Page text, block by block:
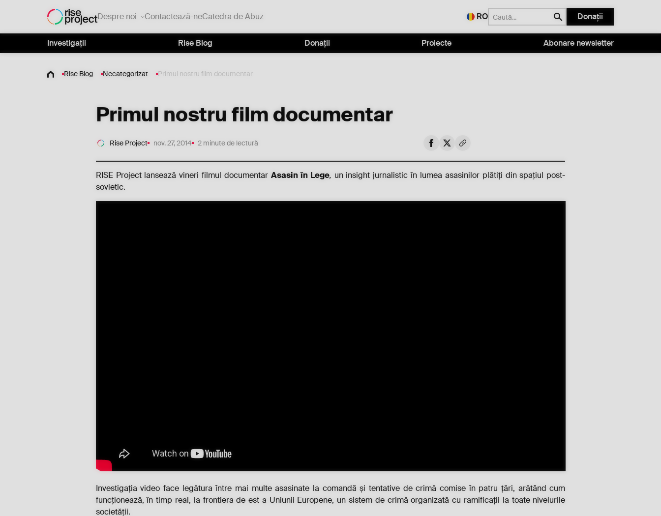
Despre noi Contactează-neCatedra de Abuz RO Donații
Investigații Rise Blog Donații Proiecte Abonare newsletter
Rise Blog Necategorizat Primul nostru film documentar
Primul nostru film documentar
Rise Project nov. 27, 2014 2 minute de lectură
RISE Project lansează vineri filmul documentar Asasin în Lege, un insight jurnalistic în lumea asasinilor plătiți din spațiul post-
sovietic.
Investigația video face legătura între mai multe asasinate la comandă și tentative de crimă comise în patru țări, arătând cum
funcționează, în timp real, la frontiera de est a Uniunii Europene, un sistem de crimă organizată cu ramificații la toate nivelurile
societății.